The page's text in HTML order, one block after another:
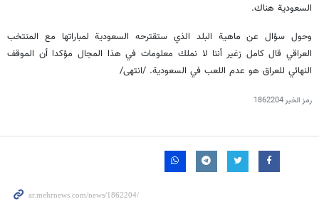
السعودية هناك.
وحول سؤال عن ماهية البلد الذي ستقترحه السعودية لمباراتها مع المنتخب
العراقي قال كامل زغير أننا لا نملك معلومات في هذا المجال مؤكدا أن الموقف
النهائي للعراق هو عدم اللعب في السعودية. /انتهى/
رمز الخبر1862204